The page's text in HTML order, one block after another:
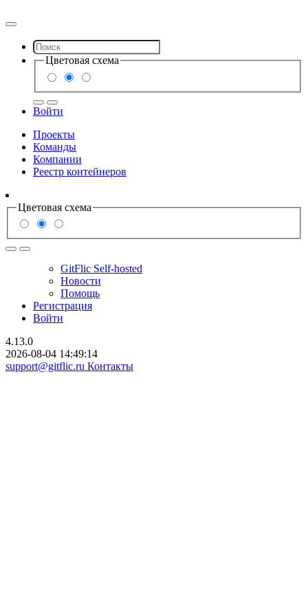
Цветовая схема
Войти
Проекты
Команды
Компании
Реестр контейнеров
Цветовая схема
GitFlic Self-hosted
Новости
Помощь
Регистрация
Войти
4.13.0
2026-08-04 14:49:14
support@gitflic.ru Контакты